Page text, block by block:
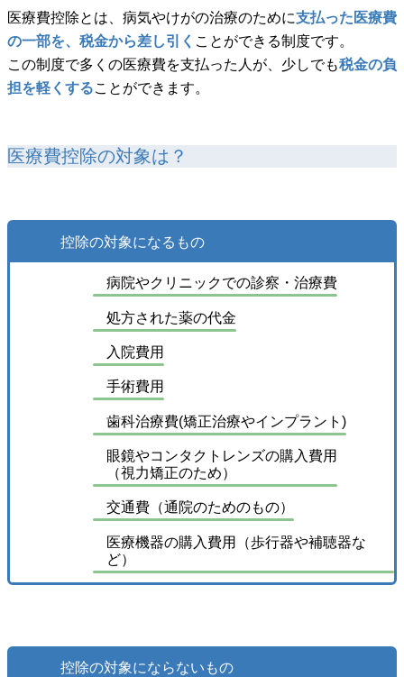
医療費控除とは、病気やけがの治療のために支払った医療費
の一部を、税金から差し引く ことができる制度です。
この制度で多くの医療費を支払った人が、少しでも税金の負
担を軽くする ことができます。
医療費控除の対象は？
控除の対象になるもの
病院やクリニックでの診察・治療費
処方された薬の代金
入院費用
手術費用
歯科治療費(矯正治療やインプラント)
眼鏡やコンタクトレンズの購入費用
（視力矯正のため）
交通費（通院のためのもの）
医療機器の購入費用（歩行器や補聴器な
ど）
控除の対象にならないもの